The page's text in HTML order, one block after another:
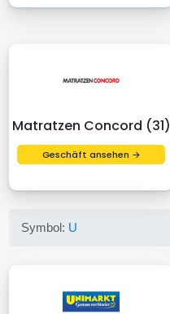
Matratzen Concord (31)
Geschäft ansehen →
Symbol: U